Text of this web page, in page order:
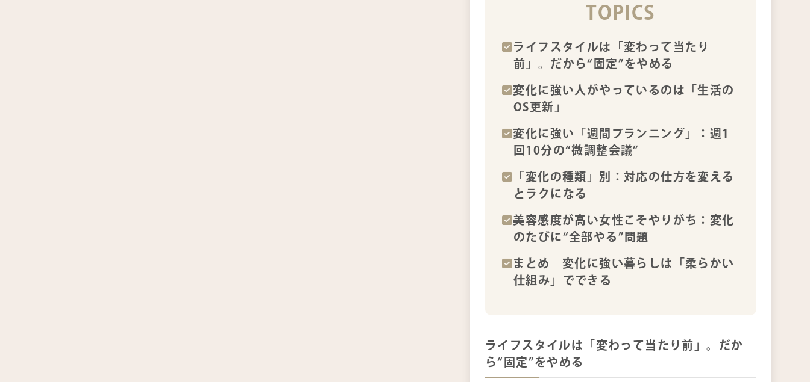
TOPICS
ライフスタイルは「変わって当たり
前」。だから“固定”をやめる
変化に強い人がやっているのは「生活の
OS更新」
変化に強い「週間プランニング」：週1
回10分の“微調整会議”
「変化の種類」別：対応の仕方を変える
とラクになる
美容感度が高い女性こそやりがち：変化
のたびに“全部やる”問題
まとめ｜変化に強い暮らしは「柔らかい
仕組み」でできる
ライフスタイルは「変わって当たり前」。だか
ら“固定”をやめる